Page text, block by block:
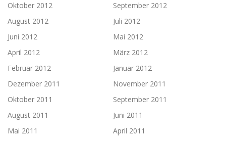
Oktober 2012
September 2012
August 2012
Juli 2012
Juni 2012
Mai 2012
April 2012
März 2012
Februar 2012
Januar 2012
Dezember 2011
November 2011
Oktober 2011
September 2011
August 2011
Juni 2011
Mai 2011
April 2011